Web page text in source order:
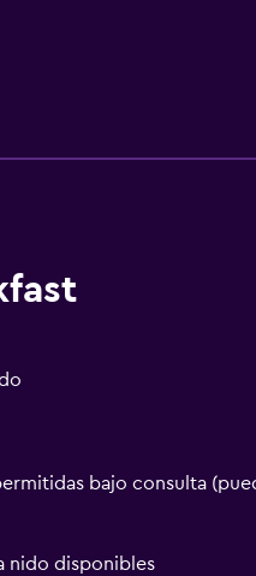
bajo consulta
nido disponibles